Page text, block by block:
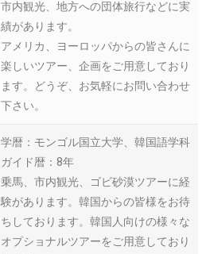
市内観光、地方への団体旅行などに実
績があります。
アメリカ、ヨーロッパからの皆さんに
楽しいツアー、企画をご用意しており
ます。どうぞ、お気軽にお問い合わせ
下さい。
学暦：モンゴル国立大学、韓国語学科
ガイド暦：8年
乗馬、市内観光、ゴビ砂漠ツアーに経
験があります。韓国からの皆様をお待
ちしております。韓国人向けの様々な
オプショナルツアーをご用意しており